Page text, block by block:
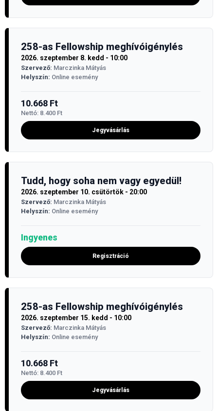
258-as Fellowship meghívóigénylés
2026. szeptember 8. kedd - 10:00
Szervező: Marczinka Mátyás
Helyszín: Online esemény
10.668 Ft
Nettó: 8.400 Ft
Jegyvásárlás
Tudd, hogy soha nem vagy egyedül!
2026. szeptember 10. csütörtök - 20:00
Szervező: Marczinka Mátyás
Helyszín: Online esemény
Ingyenes
Regisztráció
258-as Fellowship meghívóigénylés
2026. szeptember 15. kedd - 10:00
Szervező: Marczinka Mátyás
Helyszín: Online esemény
10.668 Ft
Nettó: 8.400 Ft
Jegyvásárlás